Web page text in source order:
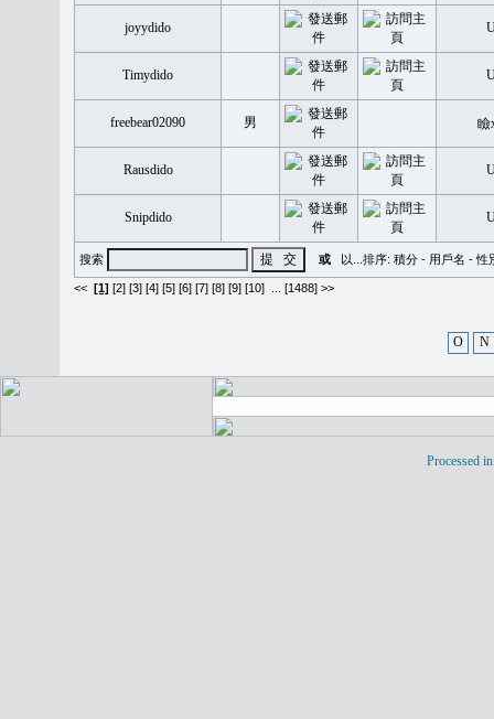
joyydido
Timydido
freebear02090 男
Rausdido
Snipdido
搜索 或 以...排序: 積分 - 用戶名 -性
<< [1] [2] [3] [4] [5] [6] [7] [8] [9] [10] [1488] >>
O N
Processed